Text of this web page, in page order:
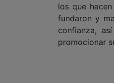
los que
fundaron y
confianza,
promocionar